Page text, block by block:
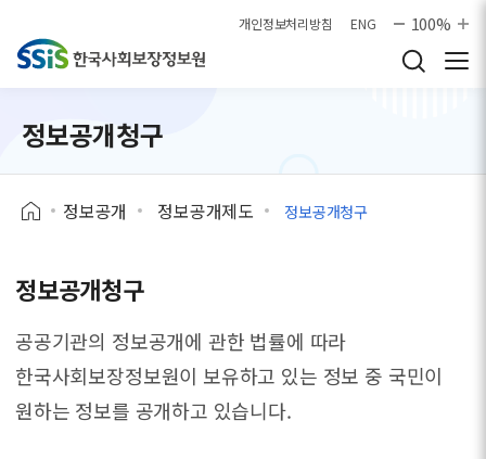
개인정보처리방침 ENG 100%
정보공개청구
정보공개 정보공개제도 정보공개청구
정보공개청구
공공기관의 정보공개에 관한 법률에 따라
한국사회보장정보원이 보유하고 있는 정보 중 국민이
원하는 정보를 공개하고 있습니다.